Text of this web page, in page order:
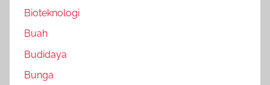
Bioteknologi
Buah
Budidaya
Bunga